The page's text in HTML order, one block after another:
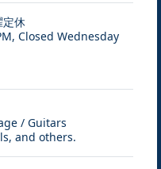
定休
Closed Wednesday
/ Guitars
and others.